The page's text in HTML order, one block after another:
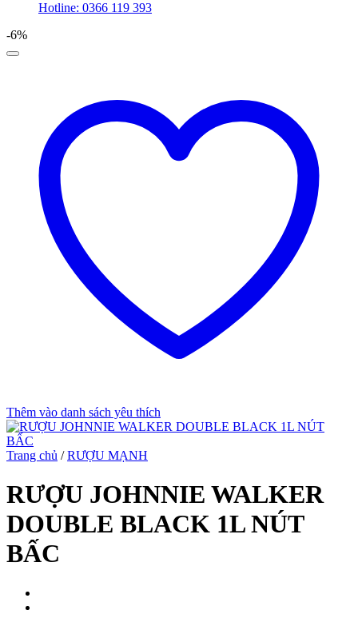
Hotline: 0366 119 393
-6%
Thêm vào danh sách yêu thích
Trang chủ / RƯỢU MẠNH
RƯỢU JOHNNIE WALKER
DOUBLE BLACK 1L NÚT
BẤC